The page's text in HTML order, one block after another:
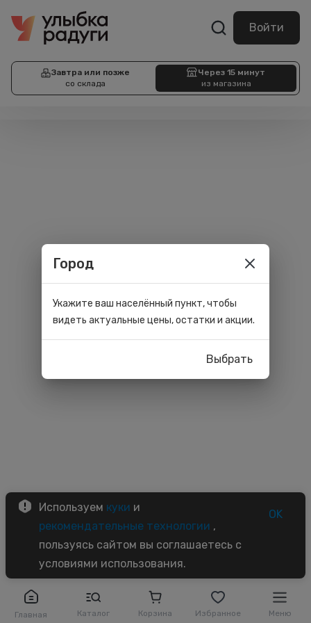
Войти
Завтра или позже
со склада
Через 15 минут
из магазина
Главная Каталог Корзина Избранное Меню
Используем куки и
рекомендательные технологии ,
пользуясь сайтом вы соглашаетесь с
условиями использования.
OK
Город
Укажите ваш населённый пункт, чтобы
видеть актуальные цены, остатки и акции.
Выбрать